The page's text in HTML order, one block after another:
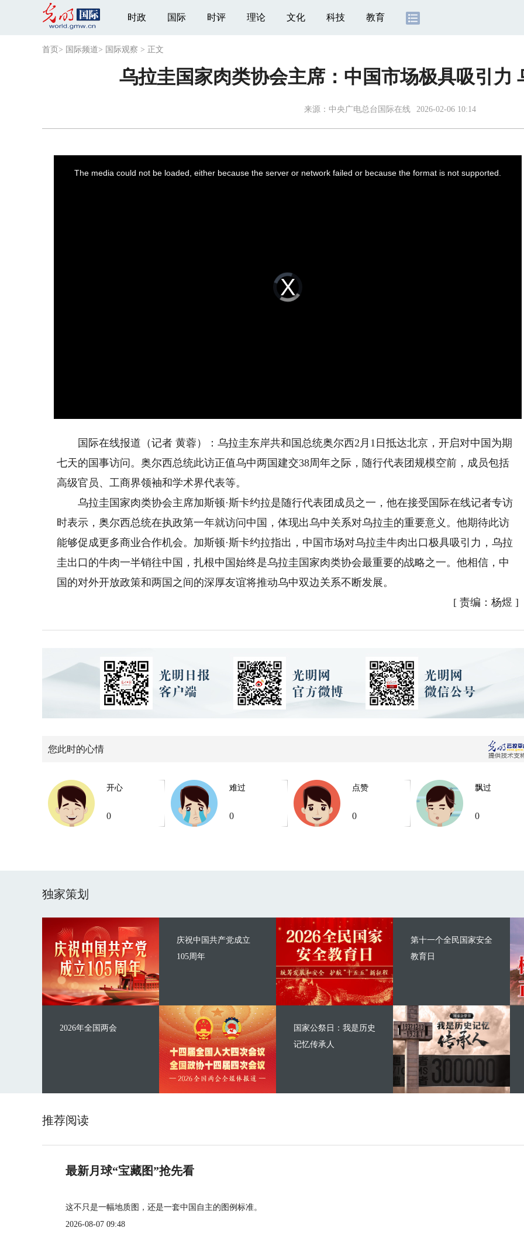
时政 国际 时评 理论 文化 科技 教育
首页 > 国际频道> 国际观察 > 正文
乌拉圭国家肉类协会主席：中国市场极具吸引力
来源： 中央广电总台国际在线 2026-02-06 10:14
Video
Player
loading.
The media could not be loaded, either because the server or network failed or because the format is not supported.
国际在线报道（记者 黄蓉）：乌拉圭东岸共和国总统奥尔西2月1日抵达北京，开启对中国为期
七天的国事访问。奥尔西总统此访正值乌中两国建交38周年之际，随行代表团规模空前，成员包括
高级官员、工商界领袖和学术界代表等。
乌拉圭国家肉类协会主席加斯顿·斯卡约拉是随行代表团成员之一，他在接受国际在线记者专访
时表示，奥尔西总统在执政第一年就访问中国，体现出乌中关系对乌拉圭的重要意义。他期待此访
能够促成更多商业合作机会。加斯顿·斯卡约拉指出，中国市场对乌拉圭牛肉出口极具吸引力，乌拉
圭出口的牛肉一半销往中国，扎根中国始终是乌拉圭国家肉类协会最重要的战略之一。他相信，中
国的对外开放政策和两国之间的深厚友谊将推动乌中双边关系不断发展。
[ 责编：杨煜 ]
您此时的心情
开心
0
难过
0
点赞
0
飘过
0
独家策划
庆祝中国共产党成立
105周年
2026年全国两会
第十一个全民国家安全
教育日
国家公祭日：我是历史
记忆传承人
推荐阅读
最新月球“宝藏图”抢先看
这不只是一幅地质图，还是一套中国自主的图例标准。
2026-08-07 09:48